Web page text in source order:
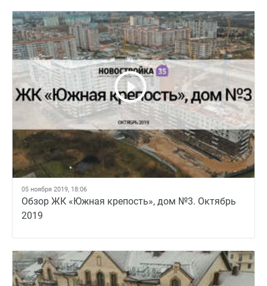
05 ноября 2019, 18:06
Обзор ЖК «Южная крепость», дом №3. Октябрь
2019